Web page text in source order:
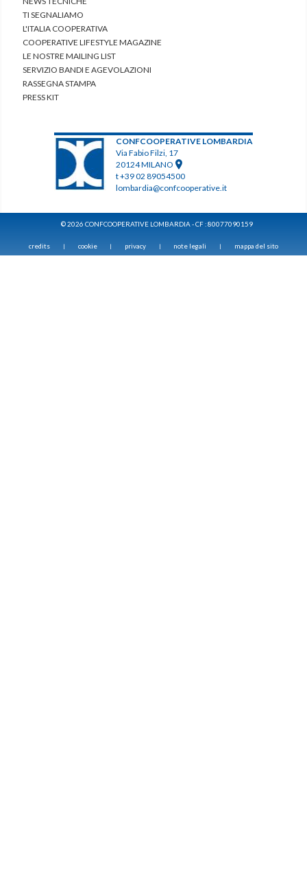
TI SEGNALIAMO
L'ITALIA COOPERATIVA
COOPERATIVE LIFESTYLE MAGAZINE
LE NOSTRE MAILING LIST
SERVIZIO BANDI E AGEVOLAZIONI
RASSEGNA STAMPA
PRESS KIT
CONFCOOPERATIVE LOMBARDIA
Via Fabio Filzi, 17
20124 MILANO
t +39 02 89054500
lombardia@confcooperative.it
© 2026 CONFCOOPERATIVE LOMBARDIA - CF : 80077090159
credits cookie privacy note legali mappa del sito